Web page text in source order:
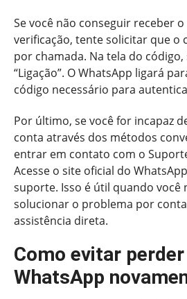
Se você não conseguir receber
verificação, tente solicitar que o
por chamada. Na tela do
“Ligação”. O WhatsApp ligará
código necessário para
Por último, se você for incapaz
conta através dos métodos
entrar em contato com o
Acesse o site oficial do
suporte. Isso é útil quando você
solucionar o problema por
assistência direta.
Como evitar
WhatsApp